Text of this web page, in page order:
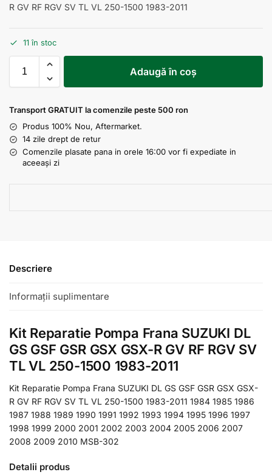
R GV RF RGV SV TL VL 250-1500 1983-2011
11 în stoc
Adaugă în coș
Transport GRATUIT la comenzile peste 500 ron
Produs 100% Nou, Aftermarket.
14 zile drept de retur
Comenzile plasate pana in orele 16:00 vor fi expediate in
aceeași zi
Descriere
Informații suplimentare
Kit Reparatie Pompa Frana SUZUKI DL
GS GSF GSR GSX GSX-R GV RF RGV SV
TL VL 250-1500 1983-2011
Kit Reparatie Pompa Frana SUZUKI DL GS GSF GSR GSX GSX-
R GV RF RGV SV TL VL 250-1500 1983-2011 1984 1985 1986
1987 1988 1989 1990 1991 1992 1993 1994 1995 1996 1997
1998 1999 2000 2001 2002 2003 2004 2005 2006 2007
2008 2009 2010 MSB-302
Detalii produs